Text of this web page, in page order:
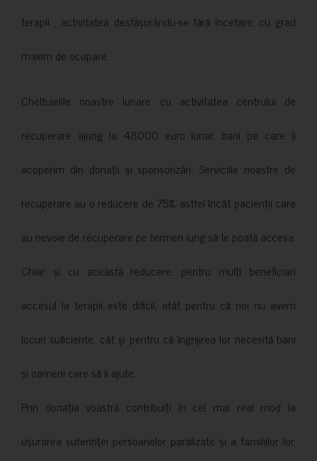
terapii , activitatea desfășurându-se fără încetare, cu grad
maxim de ocupare.
Cheltuielile noastre lunare cu activitatea centrului de
recuperare ajung la 48000 euro lunar, bani pe care îi
acoperim din donații și sponsorizări. Serviciile noastre de
recuperare au o reducere de 75%, astfel încât pacienții care
au nevoie de recuperare pe termen lung să le poată accesa.
Chiar și cu această reducere, pentru mulți beneficiari
accesul la terapii este dificil, atât pentru că noi nu avem
locuri suficiente, cât și pentru că îngrijirea lor necesită bani
și oameni care să îi ajute.
Prin donația voastră contribuiți în cel mai real mod la
ușurarea suferinței persoanelor paralizate și a familiilor lor,